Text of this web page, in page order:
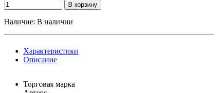
В корзину
Наличие: В наличии
Характеристики
Описание
Торговая марка